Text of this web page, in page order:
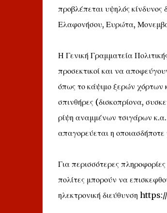
προβλέπεται υψηλός
Ελαφονήσου, Ευρώτα,
Η Γενική Γραμματεία
προσεκτικοί και να
όπως το κάψιμο ξερών χόρτων
σπινθήρες (δισκοπρίονα,
ρίψη αναμμένων τσιγάρων κ.α.
απαγορεύεται η οποιασδήποτε
Για περισσότερες
πολίτες μπορούν να
ηλεκτρονική διεύθυνση